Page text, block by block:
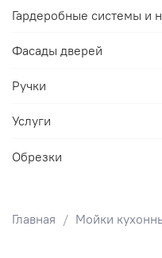
Главная Мойки
Гардеробные системы и
Фасады дверей
Ручки
Услуги
Обрезки